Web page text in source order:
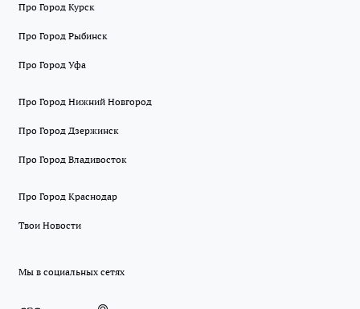
Про Город Курск
Про Город Рыбинск
Про Город Уфа
Про Город Нижний Новгород
Про Город Дзержинск
Про Город Владивосток
Про Город Краснодар
Твои Новости
Мы в социальных сетях